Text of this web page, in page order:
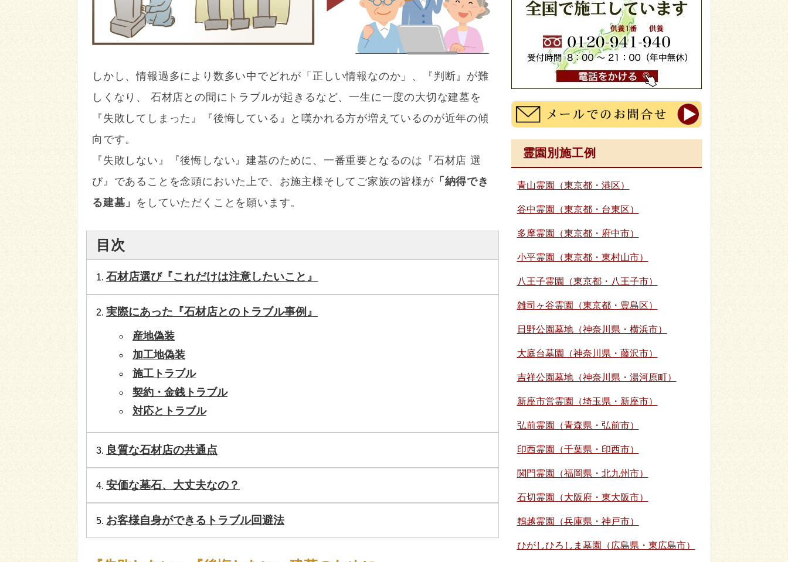
しかし、情報過多により数多い中でどれが「正しい情報なのか」、『判断』が難
しくなり、 石材店との間にトラブルが起きるなど、一生に一度の大切な建墓を
『失敗してしまった』『後悔している』と嘆かれる方が増えているのが近年の傾
向です。
『失敗しない』『後悔しない』建墓のために、一番重要となるのは『石材店 選
び』であることを念頭においた上で、お施主様そしてご家族の皆様が 「納得でき
る建墓」 をしていただくことを願います。
目次
石材店選び『これだけは注意したいこと』
実際にあった『石材店とのトラブル事例』
産地偽装
加工地偽装
施工トラブル
契約・金銭トラブル
対応とトラブル
良質な石材店の共通点
安価な墓石、大丈夫なの？
お客様自身ができるトラブル回避法
霊園別施工例
青山霊園（東京都・港区）
谷中霊園（東京都・台東区）
多摩霊園（東京都・府中市）
小平霊園（東京都・東村山市）
八王子霊園（東京都・八王子市）
雑司ヶ谷霊園（東京都・豊島区）
日野公園墓地（神奈川県・横浜市）
大庭台墓園（神奈川県・藤沢市）
吉祥公園墓地（神奈川県・湯河原町）
新座市営霊園（埼玉県・新座市）
弘前霊園（青森県・弘前市）
印西霊園（千葉県・印西市）
関門霊園（福岡県・北九州市）
石切霊園（大阪府・東大阪市）
鵯越霊園（兵庫県・神戸市）
ひがしひろしま墓園（広島県・東広島市）